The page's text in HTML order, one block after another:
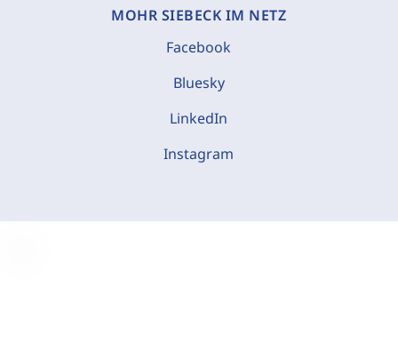
MOHR SIEBECK IM NETZ
Facebook
Bluesky
LinkedIn
Instagram